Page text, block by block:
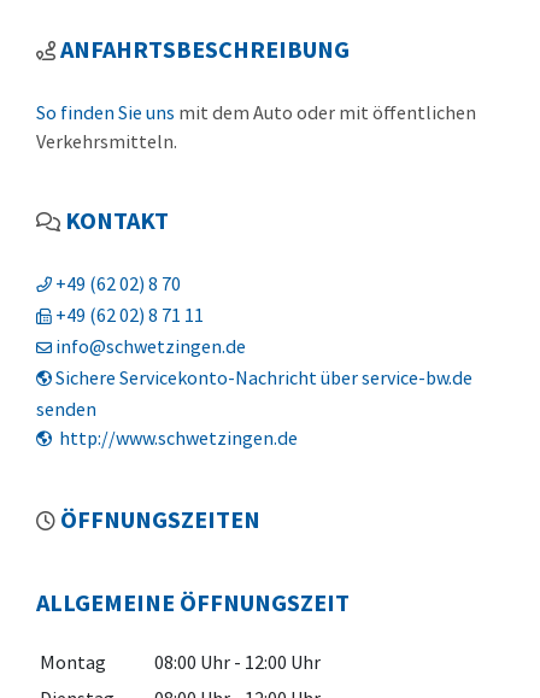
ANFAHRTSBESCHREIBUNG
So finden Sie uns mit dem Auto oder mit öffentlichen
Verkehrsmitteln.
KONTAKT
+49 (6202) 8 70
+49 (6202) 8 71 11
info@schwetzingen.de
Sichere Servicekonto-Nachricht über service-bw.de
senden
http://www.schwetzingen.de
ÖFFNUNGSZEITEN
ALLGEMEINE ÖFFNUNGSZEIT
Montag 08:00 Uhr - 12:00 Uhr